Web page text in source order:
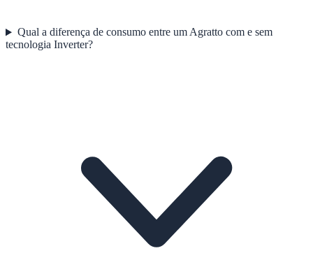
Qual a diferença de consumo entre um Agratto com e sem
tecnologia Inverter?